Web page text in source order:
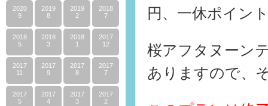
2020
9
2019
8
2019
2
2018
7
2018
5
2018
3
2018
1
2017
12
2017
11
2017
9
2017
8
2017
7
2017
5
2017
4
2017
3
2017
2
円、一休ポイン
桜アフタヌーン
ありますので、